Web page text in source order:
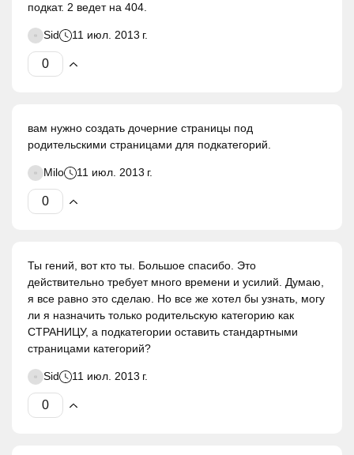
подкат. 2 ведет на 404.
Sid 11 июл. 2013 г.
вам нужно создать дочерние страницы под
родительскими страницами для подкатегорий.
Milo 11 июл. 2013 г.
Ты гений, вот кто ты. Большое спасибо. Это
действительно требует много времени и усилий. Думаю,
я все равно это сделаю. Но все же хотел бы узнать, могу
ли я назначить только родительскую категорию как
СТРАНИЦУ, а подкатегории оставить стандартными
страницами категорий?
Sid 11 июл. 2013 г.